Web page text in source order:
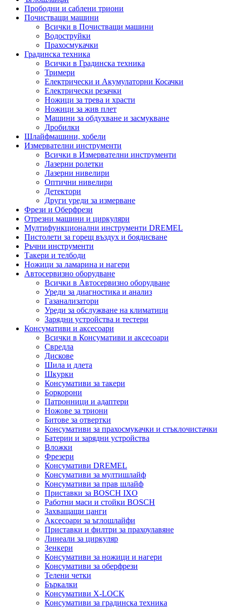
Прободни и саблени триони
Почистващи машини
Всички в Почистващи машини
Водоструйки
Прахосмукачки
Градинска техника
Всички в Градинска техника
Тримери
Електрически и Акумулаторни Косачки
Електрически резачки
Ножици за трева и храсти
Ножици за жив плет
Машини за обдухване и засмукване
Дробилки
Шлайфмашини, хобели
Измервателни инструменти
Всички в Измервателни инструменти
Лазерни ролетки
Лазерни нивелири
Оптични нивелири
Детектори
Други уреди за измерване
Фрези и Оберфрези
Отрезни машини и циркуляри
Мултифункционални инструменти DREMEL
Пистолети за горещ въздух и боядисване
Ръчни инструменти
Такери и телбоди
Ножици за ламарина и нагери
Автосервизно оборудване
Всички в Автосервизно оборудване
Уреди за диагностика и анализ
Газанализатори
Уреди за обслужване на климатици
Зарядни устройства и тестери
Консумативи и аксесоари
Всички в Консумативи и аксесоари
Свредла
Дискове
Шила и длета
Шкурки
Консумативи за такери
Боркорони
Патронници и адаптери
Ножове за триони
Битове за отвертки
Консумативи за прахосмукачки и стъклочистачки
Батерии и зарядни устройства
Вложки
Фрезери
Консумативи DREMEL
Консумативи за мултишлайф
Консумативи за прав шлайф
Приставки за BOSCH IXO
Работни маси и стойки BOSCH
Захващащи цанги
Аксесоари за ъглошлайфи
Приставки и филтри за прахоулавяне
Линеали за циркуляр
Зенкери
Консумативи за ножици и нагери
Консумативи за оберфрези
Телени четки
Бъркалки
Консумативи X-LOCK
Консумативи за градинска техника